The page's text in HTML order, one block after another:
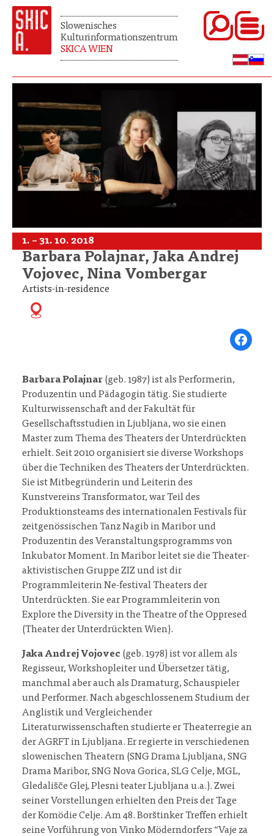
Slowenisches
Kulturinformationszentrum
SKICA WIEN
1. – 31. 10. 2018
Barbara Polajnar, Jaka Andrej
Vojovec, Nina Vombergar
Artists-in-residence
Share on
Barbara Polajnar (geb. 1987) ist als Performerin,
Produzentin und Pädagogin tätig. Sie studierte
Kulturwissenschaft and der Fakultät für
Gesellschaftsstudien in Ljubljana, wo sie einen
Master zum Thema des Theaters der Unterdrückten
erhielt. Seit 2010 organisiert sie diverse Workshops
über die Techniken des Theaters der Unterdrückten.
Sie ist Mitbegründerin und Leiterin des
Kunstvereins Transformator, war Teil des
Produktionsteams des internationalen Festivals für
zeitgenössischen Tanz Nagib in Maribor und
Produzentin des Veranstaltungsprogramms von
Inkubator Moment. In Maribor leitet sie die Theater-
aktivistischen Gruppe ZIZ und ist dir
Programmleiterin Ne-festival Theaters der
Unterdrückten. Sie ear Programmleiterin von
Explore the Diversity in the Theatre of the Oppresed
(Theater der Unterdrückten Wien).
Jaka Andrej Vojovec (geb. 1978) ist vor allem als
Regisseur, Workshopleiter und Übersetzer tätig,
manchmal aber auch als Dramaturg, Schauspieler
und Performer. Nach abgeschlossenem Studium der
Anglistik und Vergleichender
Literaturwissenschaften studierte er Theaterregie an
der AGRFT in Ljubljana. Er regierte in verschiedenen
slowenischen Theatern (SNG Drama Ljubljana, SNG
Drama Maribor, SNG Nova Gorica, SLG Celje, MGL,
Gledališče Glej, Plesni teater Ljubljana u.a.). Zwei
seiner Vorstellungen erhielten den Preis der Tage
der Komödie Celje. Am 48. Borštinker Treffen erhielt
seine Vorführung von Vinko Möderndorfers “Vaje za